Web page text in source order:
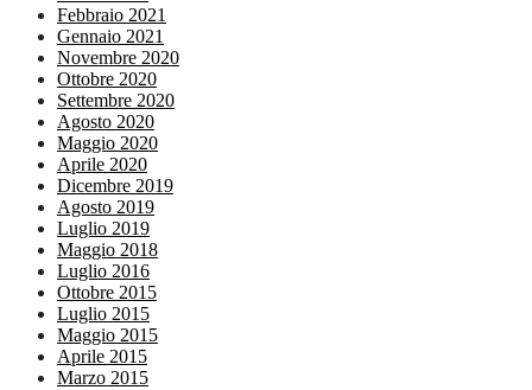
Febbraio 2021
Gennaio 2021
Novembre 2020
Ottobre 2020
Settembre 2020
Agosto 2020
Maggio 2020
Aprile 2020
Dicembre 2019
Agosto 2019
Luglio 2019
Maggio 2018
Luglio 2016
Ottobre 2015
Luglio 2015
Maggio 2015
Aprile 2015
Marzo 2015